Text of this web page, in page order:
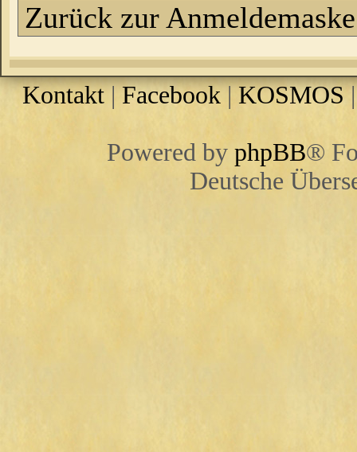
Zurück zur Anmeldemaske
Kontakt|Facebook|KOSMOS
Powered by phpBB®
Deutsche